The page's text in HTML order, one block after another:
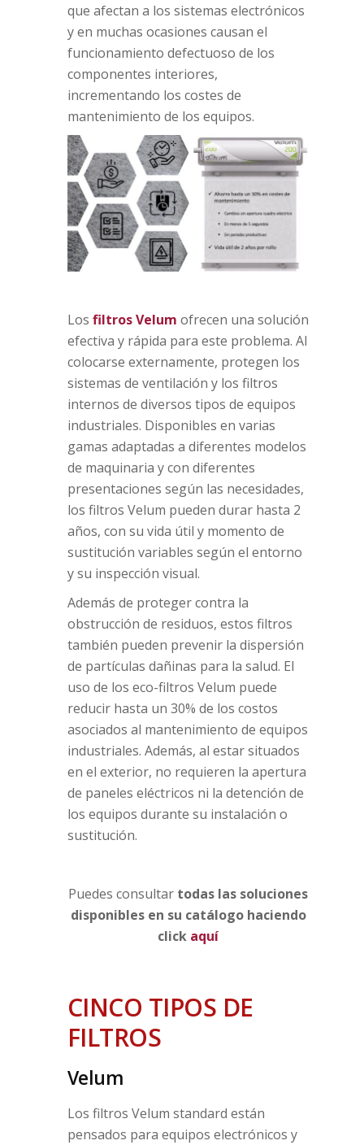
que afectan a los sistemas electrónicos
y en muchas ocasiones causan el
funcionamiento defectuoso de los
componentes interiores,
incrementando los costes de
mantenimiento de los equipos.
Los filtros Velum ofrecen una solución
efectiva y rápida para este problema. Al
colocarse externamente, protegen los
sistemas de ventilación y los filtros
internos de diversos tipos de equipos
industriales. Disponibles en varias
gamas adaptadas a diferentes modelos
de maquinaria y con diferentes
presentaciones según las necesidades,
los filtros Velum pueden durar hasta 2
años, con su vida útil y momento de
sustitución variables según el entorno
y su inspección visual.
Además de proteger contra la
obstrucción de residuos, estos filtros
también pueden prevenir la dispersión
de partículas dañinas para la salud. El
uso de los eco-filtros Velum puede
reducir hasta un 30% de los costos
asociados al mantenimiento de equipos
industriales. Además, al estar situados
en el exterior, no requieren la apertura
de paneles eléctricos ni la detención de
los equipos durante su instalación o
sustitución.
Puedes consultar todas las soluciones
disponibles en su catálogo haciendo
click aquí
CINCO TIPOS DE
FILTROS
Velum
Los filtros Velum standard están
pensados para equipos electrónicos y